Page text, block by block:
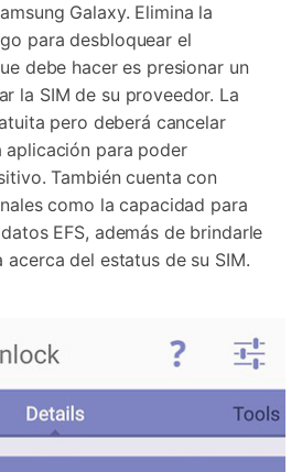
Galaxy. Elimina la
para desbloquear el
debe hacer es presionar un
la SIM de su proveedor. La
pero deberá cancelar
para poder
También cuenta con
como la capacidad para
EFS, además de brindarle
del estatus de su SIM.